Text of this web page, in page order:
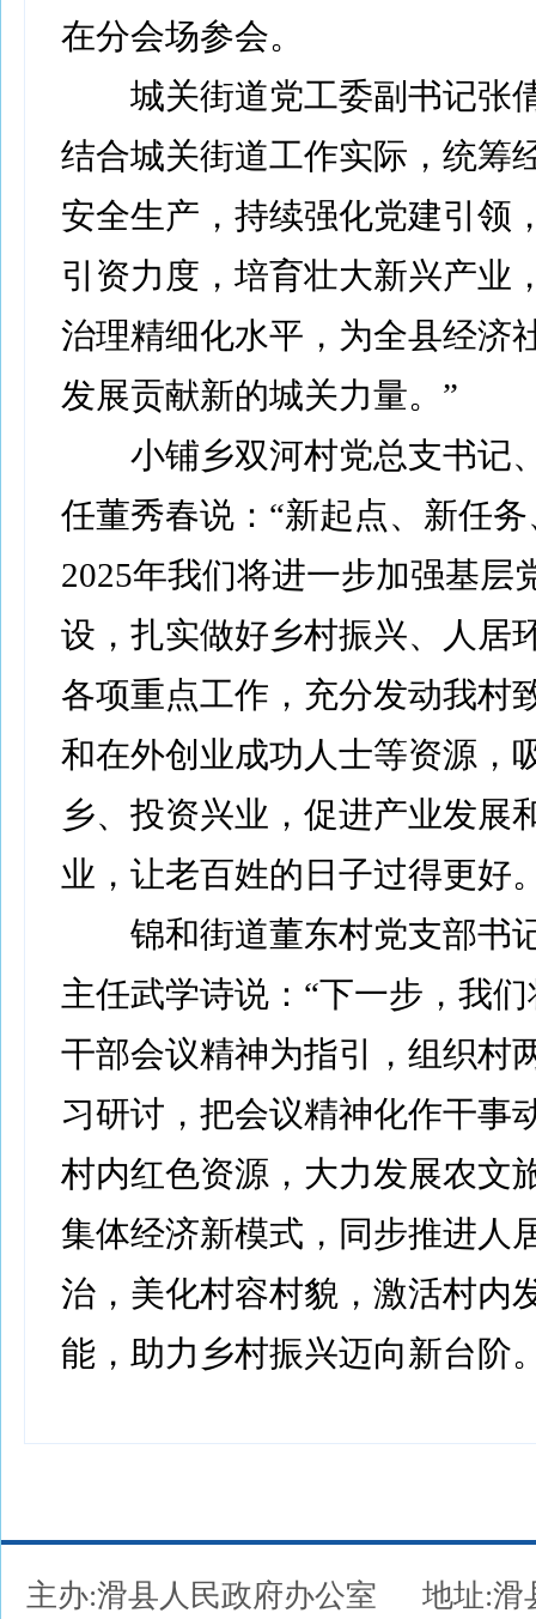
在分会场参会。
城关街道党工委副书记张
结合城关街道工作实际，统筹
安全生产，持续强化党建引领
引资力度，培育壮大新兴产业
治理精细化水平，为全县经济
发展贡献新的城关力量。”
小铺乡双河村党总支书记
任董秀春说：“新起点、新任
2025年我们将进一步加强基层
设，扎实做好乡村振兴、人居
各项重点工作，充分发动我村
和在外创业成功人士等资源，
乡、投资兴业，促进产业发展
业，让老百姓的日子过得更好
锦和街道董东村党支部书
主任武学诗说：“下一步，我
干部会议精神为指引，组织村
习研讨，把会议精神化作干事
村内红色资源，大力发展农文
集体经济新模式，同步推进人
治，美化村容村貌，激活村内
能，助力乡村振兴迈向新台阶
主办:滑县人民政府办公室
地址:滑